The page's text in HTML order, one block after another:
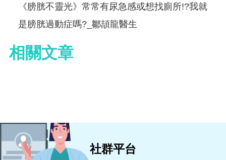
《膀胱不靈光》常常有尿急感或想找廁所!?我就
是膀胱過動症嗎?_鄒頡龍醫生
相關文章
社群平台